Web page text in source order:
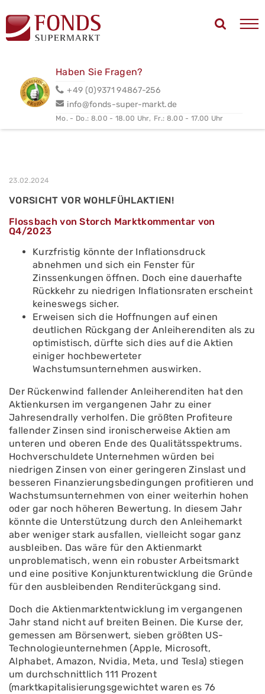
Haben Sie Fragen?
+49 (0)9371 94867-256
info@fonds-super-markt.de
Mo. - Do.: 8.00 - 18.00 Uhr, Fr.: 8.00 - 17.00 Uhr
23.02.2024
VORSICHT VOR WOHLFÜHLAKTIEN!
Flossbach von Storch Marktkommentar von
Q4/2023
Kurzfristig könnte der Inflationsdruck
abnehmen und sich ein Fenster für
Zinssenkungen öffnen. Doch eine dauerhafte
Rückkehr zu niedrigen Inflationsraten erscheint
keineswegs sicher.
Erweisen sich die Hoffnungen auf einen
deutlichen Rückgang der Anleiherenditen als zu
optimistisch, dürfte sich dies auf die Aktien
einiger hochbewerteter
Wachstumsunternehmen auswirken.
Der Rückenwind fallender Anleiherenditen hat den
Aktienkursen im vergangenen Jahr zu einer
Jahresendrally verholfen. Die größten Profiteure
fallender Zinsen sind ironischerweise Aktien am
unteren und oberen Ende des Qualitätsspektrums.
Hochverschuldete Unternehmen würden bei
niedrigen Zinsen von einer geringeren Zinslast und
besseren Finanzierungsbedingungen profitieren und
Wachstumsunternehmen von einer weiterhin hohen
oder gar noch höheren Bewertung. In diesem Jahr
könnte die Unterstützung durch den Anleihemarkt
aber weniger stark ausfallen, vielleicht sogar ganz
ausbleiben. Das wäre für den Aktienmarkt
unproblematisch, wenn ein robuster Arbeitsmarkt
und eine positive Konjunkturentwicklung die Gründe
für den ausbleibenden Renditerückgang sind.
Doch die Aktienmarktentwicklung im vergangenen
Jahr stand nicht auf breiten Beinen. Die Kurse der,
gemessen am Börsenwert, sieben größten US-
Technologieunternehmen (Apple, Microsoft,
Alphabet, Amazon, Nvidia, Meta, und Tesla) stiegen
um durchschnittlich 111 Prozent
(marktkapitalisierungsgewichtet waren es 76